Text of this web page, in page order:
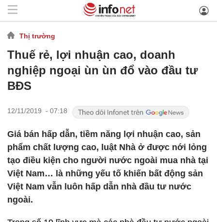
Thị trường
Thuế rẻ, lợi nhuận cao, doanh
nghiệp ngoại ùn ùn đổ vào đầu tư
BĐS
12/11/2019 - 07:18
Giá bán hấp dẫn, tiềm năng lợi nhuận cao, sản
phẩm chất lượng cao, luật Nhà ở được nới lỏng
tạo điều kiện cho người nước ngoài mua nhà tại
Việt Nam… là những yếu tố khiến bất động sản
Việt Nam vẫn luôn hấp dẫn nhà đầu tư nước
ngoài.